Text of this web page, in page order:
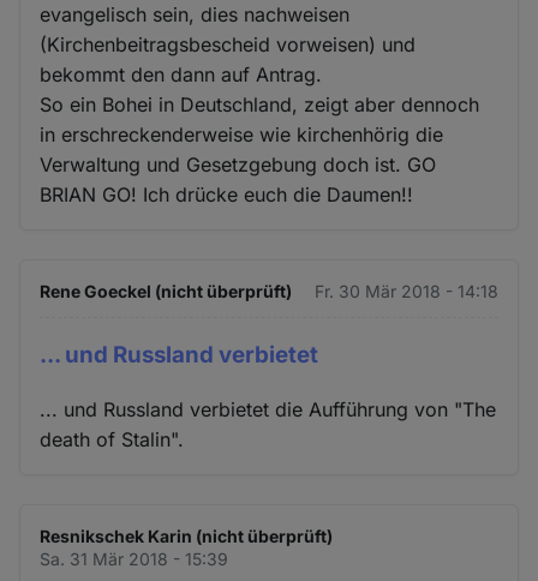
evangelisch sein, dies nachweisen
(Kirchenbeitragsbescheid vorweisen) und
bekommt den dann auf Antrag.
So ein Bohei in Deutschland, zeigt aber dennoch
in erschreckenderweise wie kirchenhörig die
Verwaltung und Gesetzgebung doch ist. GO
BRIAN GO! Ich drücke euch die Daumen!!
Rene Goeckel (nicht überprüft) Fr. 30 Mär 2018 - 14:18
... und Russland verbietet
... und Russland verbietet die Aufführung von "The
death of Stalin".
Resnikschek Karin (nicht überprüft)
Sa. 31 Mär 2018 - 15:39